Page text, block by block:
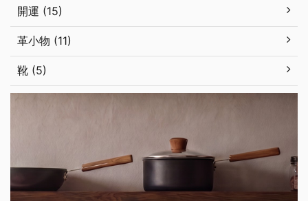
開運 (15)
革小物 (11)
靴 (5)